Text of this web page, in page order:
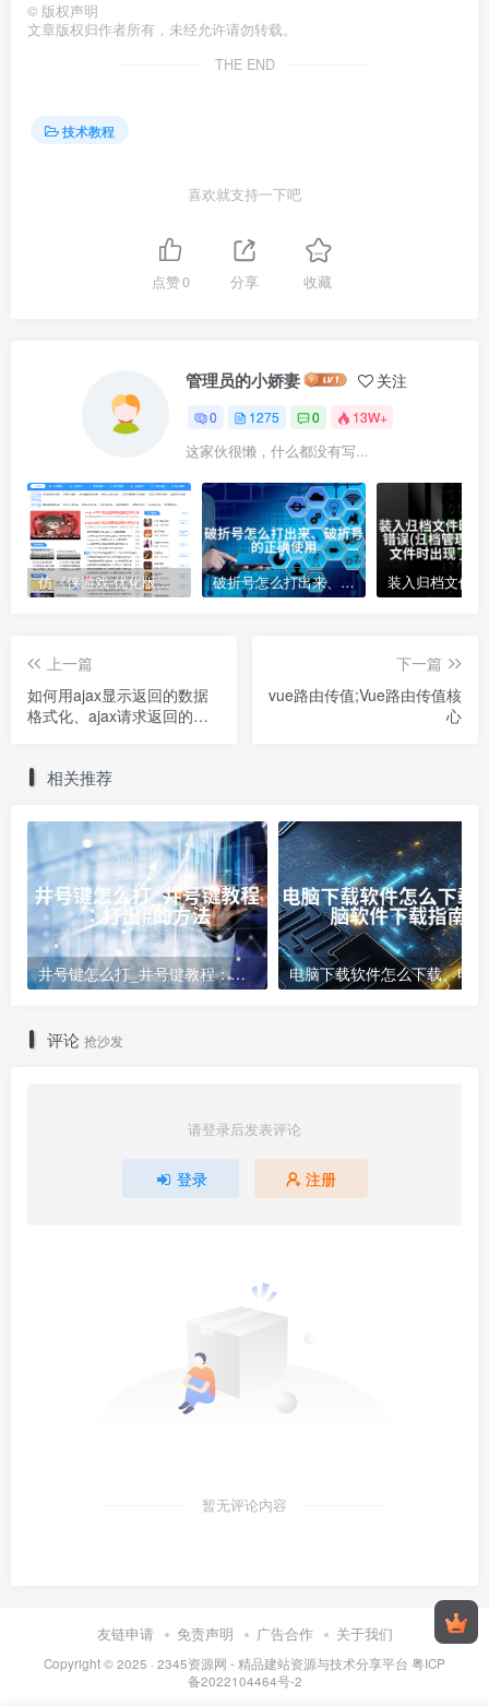
© 版权声明
文章版权归作者所有，未经允许请勿转载。
THE END
技术教程
喜欢就支持一下吧
点赞0 分享 收藏
管理员的小娇妻 关注
0 1275 0 13W+
这家伙很懒，什么都没有写...
仿《侠游戏-优化版》源码 游戏软件下载网站模板 帝国cms+采集 破折号怎么打出来、破折号的正确使用
上一篇
如何用ajax显示返回的数据
格式化、ajax请求返回的数
下一篇
vue路由传值;Vue路由传值核
心
相关推荐
井号键怎么打_井号键教程：打出#的方法
评论 抢沙发
请登录后发表评论
登录 注册
暂无评论内容
友链申请 免责声明 广告合作 关于我们
Copyright © 2025 · 2345资源网 - 精品建站资源与技术分享平台 粤ICP
备2022104464号-2